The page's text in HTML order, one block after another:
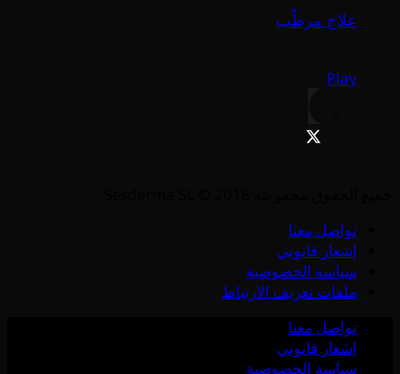
علاج مرطّب
Play
تواصل معنا
إشعار قانوني
سياسة الخصوصية
ملفات تعريف الارتباط
تواصل معنا
إشعار قانوني
سياسة الخصوصية